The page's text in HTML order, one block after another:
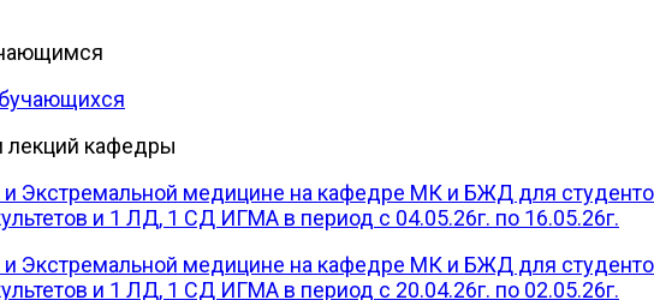
лекций кафедры
медицине на кафедре МК и БЖД для студентов
и 1 ЛД, 1 СД ИГМА в период с 04.05.26г. по 16.05.26г.
медицине на кафедре МК и БЖД для студентов
и 1 ЛД, 1 СД ИГМА в период с 20.04.26г. по 02.05.26г.